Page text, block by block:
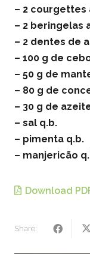
– 2 courgettes
– 2 beringelas
– 2 dentes de
– 100 g de
– 50 g de
– 80 g de
– 30 g de
– sal q.b.
– pimenta q.b.
– manjericão
Download
Share: